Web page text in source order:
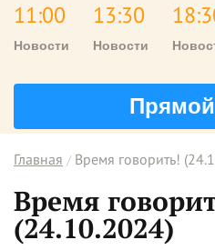
11:00
Новости
13:30
Новости
Главная Время говорить!
Время
(24.10.2024)